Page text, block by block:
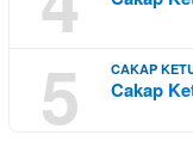
5 CAKAP
Cakap